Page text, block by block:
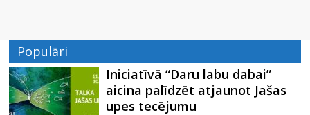
Populāri
Iniciatīvā “Daru labu dabai”
aicina palīdzēt atjaunot Jašas
upes tecējumu